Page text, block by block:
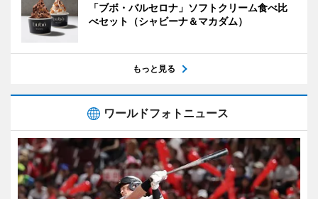
「ブボ・バルセロナ」ソフトクリーム食べ比
べセット（シャビーナ＆マカダム）
もっと見る
ワールドフォトニュース